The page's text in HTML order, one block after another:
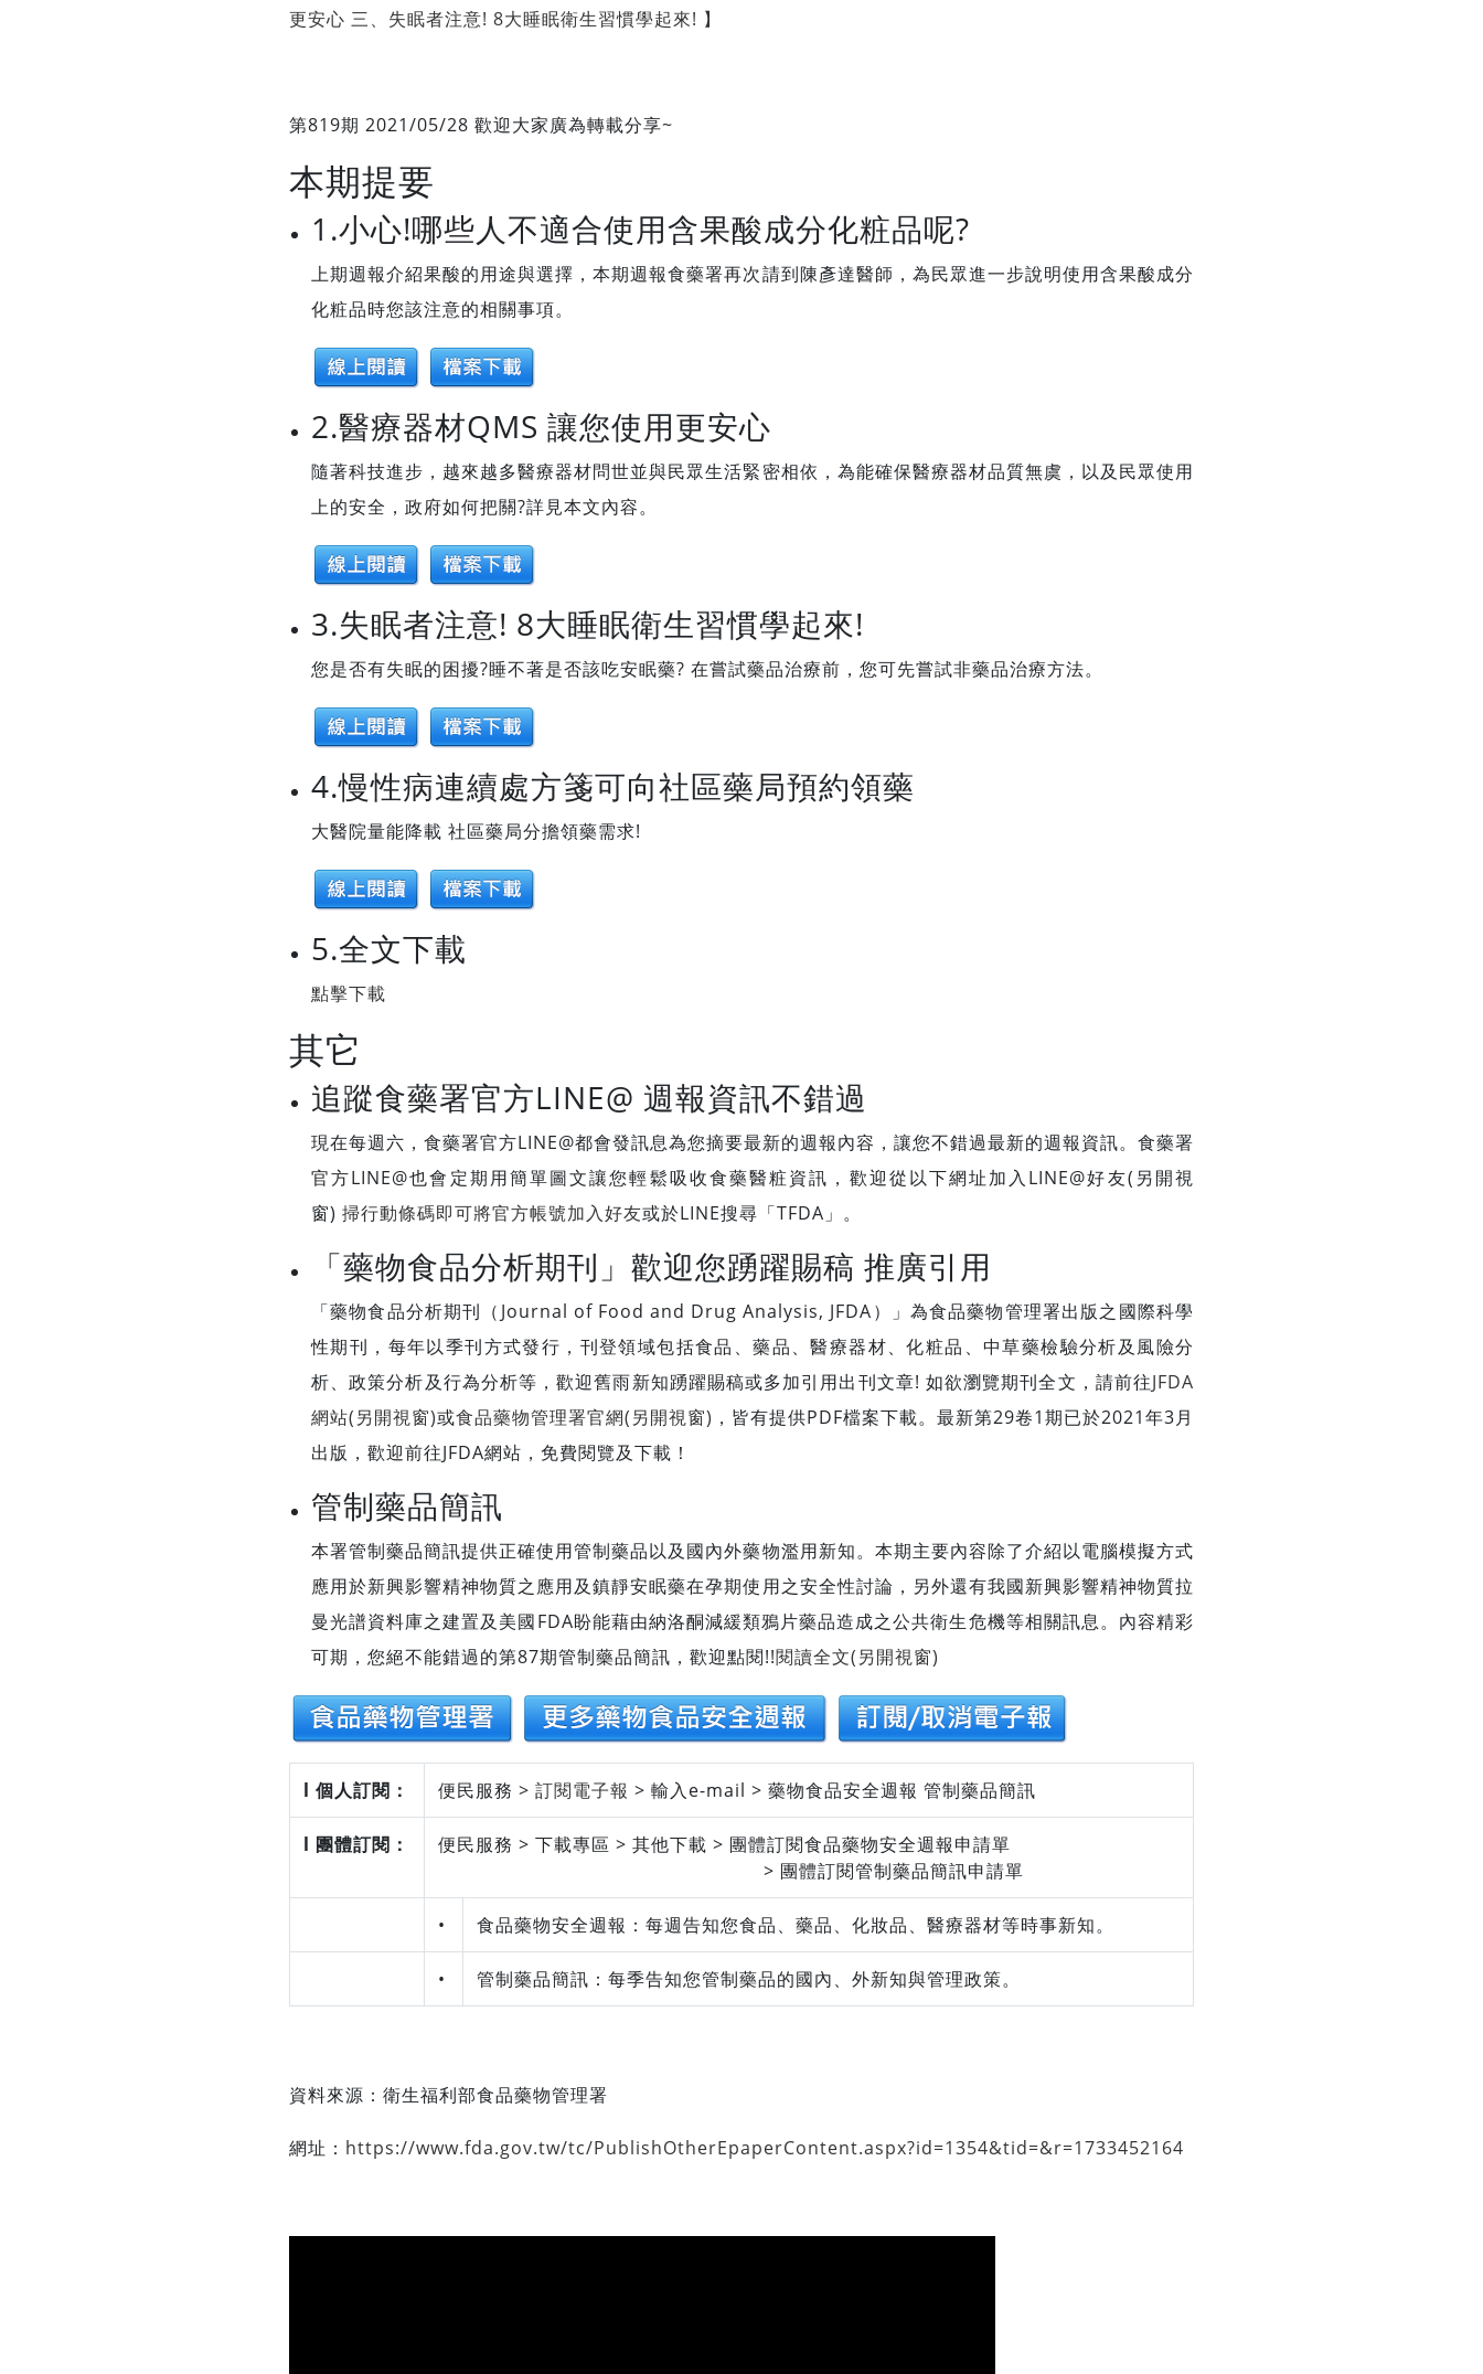
更安心 三、失眠者注意! 8大睡眠衛生習慣學起來! 】
第819期 2021/05/28 歡迎大家廣為轉載分享~
本期提要
1.小心!哪些人不適合使用含果酸成分化粧品呢?
上期週報介紹果酸的用途與選擇，本期週報食藥署再次請到陳彥達醫師，為民眾進一步說明使用含果酸成分
化粧品時您該注意的相關事項。
2.醫療器材QMS 讓您使用更安心
隨著科技進步，越來越多醫療器材問世並與民眾生活緊密相依，為能確保醫療器材品質無虞，以及民眾使用
上的安全，政府如何把關?詳見本文內容。
3.失眠者注意! 8大睡眠衛生習慣學起來!
您是否有失眠的困擾?睡不著是否該吃安眠藥? 在嘗試藥品治療前，您可先嘗試非藥品治療方法。
4.慢性病連續處方箋可向社區藥局預約領藥
大醫院量能降載 社區藥局分擔領藥需求!
5.全文下載
點擊下載
其它
追蹤食藥署官方LINE@ 週報資訊不錯過
現在每週六，食藥署官方LINE@都會發訊息為您摘要最新的週報內容，讓您不錯過最新的週報資訊。食藥署
官方LINE@也會定期用簡單圖文讓您輕鬆吸收食藥醫粧資訊，歡迎從以下網址加入LINE@好友(另開視
窗) 掃行動條碼即可將官方帳號加入好友或於LINE搜尋「TFDA」。
「藥物食品分析期刊」歡迎您踴躍賜稿 推廣引用
「藥物食品分析期刊（Journal of Food and Drug Analysis, JFDA）」為食品藥物管理署出版之國際科學
性期刊，每年以季刊方式發行，刊登領域包括食品、藥品、醫療器材、化粧品、中草藥檢驗分析及風險分
析、政策分析及行為分析等，歡迎舊雨新知踴躍賜稿或多加引用出刊文章! 如欲瀏覽期刊全文，請前往JFDA
網站(另開視窗)或食品藥物管理署官網(另開視窗) ，皆有提供PDF檔案下載。最新第29卷1期已於2021年3月
出版，歡迎前往JFDA網站，免費閱覽及下載！
管制藥品簡訊
本署管制藥品簡訊提供正確使用管制藥品以及國內外藥物濫用新知。本期主要內容除了介紹以電腦模擬方式
應用於新興影響精神物質之應用及鎮靜安眠藥在孕期使用之安全性討論，另外還有我國新興影響精神物質拉
曼光譜資料庫之建置及美國FDA盼能藉由納洛酮減緩類鴉片藥品造成之公共衛生危機等相關訊息。內容精彩
可期，您絕不能錯過的第87期管制藥品簡訊，歡迎點閱!!閱讀全文(另開視窗)
l 個人訂閱： 便民服務 > 訂閱電子報 > 輸入e-mail > 藥物食品安全週報 管制藥品簡訊
l 團體訂閱：
便民服務 > 下載專區 > 其他下載 > 團體訂閱食品藥物安全週報申請單
> 團體訂閱管制藥品簡訊申請單
• 食品藥物安全週報：每週告知您食品、藥品、化妝品、醫療器材等時事新知。
• 管制藥品簡訊：每季告知您管制藥品的國內、外新知與管理政策。
資料來源： 衛生福利部食品藥物管理署
網址： https://www.fda.gov.tw/tc/PublishOtherEpaperContent.aspx?id=1354&tid=&r=1733452164